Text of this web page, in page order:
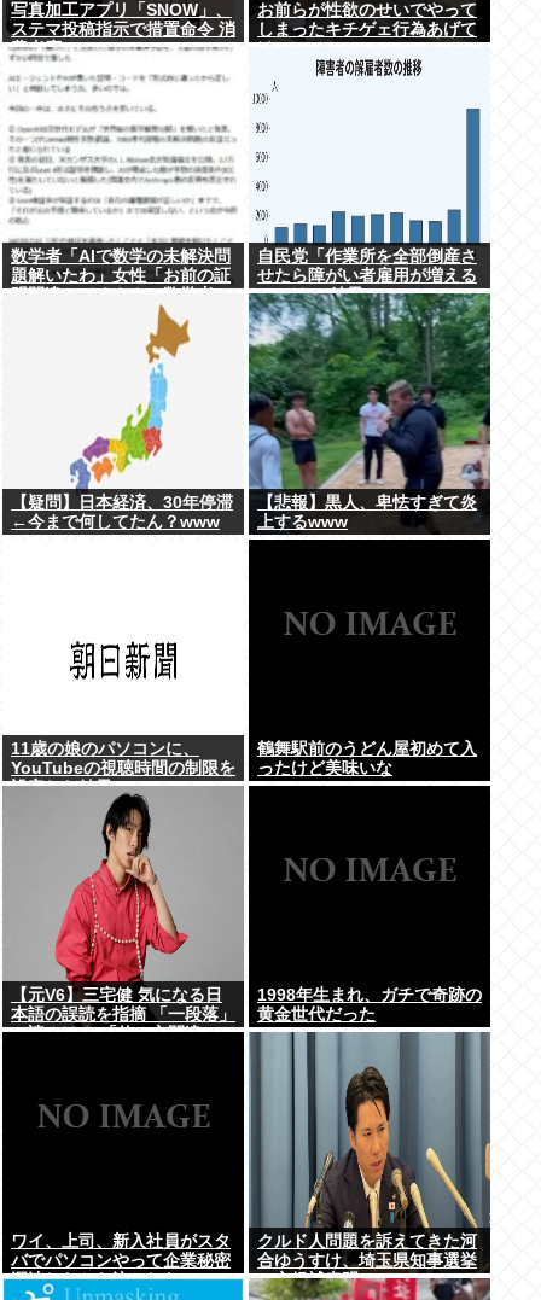
写真加工アプリ「SNOW」、
ステマ投稿指示で措置命令 消
費者庁
お前らが性欲のせいでやって
しまったキチゲェ行為あげて
数学者「AIで数学の未解決問
題解いたわ」女性「お前の証
「内容デタラメで草。AI使う
のヘタ？」→女性大発狂
自民党「作業所を全部倒産さ
せたら障がい者雇用が増える
のでは 」結果ww
【疑問】日本経済、30年停滞
←今まで何してたん？www
【悲報】黒人、卑怯すぎて炎
上するwww
11歳の娘のパソコンに、
YouTubeの視聴時間の制限を
設定した結果
鶴舞駅前のうどん屋初めて入
ったけど美味いな
【元V6】三宅健 気になる日
本語の誤読を指摘 「一段落」
の読みは？ 「使い方間違って
1998年生まれ、ガチで奇跡の
黄金世代だった
ワイ、上司、新入社員がスタ
バでパソコンやって企業秘密
漏洩したから泣かした
クルド人問題を訴えてきた河
合ゆうすけ、埼玉県知事選挙
に立候補表明www